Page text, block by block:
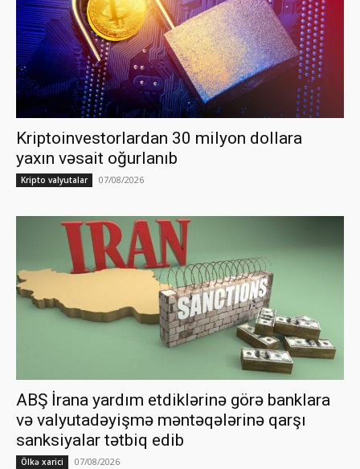
Kriptoinvestorlardan 30 milyon dollara
yaxın vəsait oğurlanıb
Kripto valyutalar 07/08/2026
ABŞ İrana yardım etdiklərinə görə banklara
və valyutadəyişmə məntəqələrinə qarşı
sanksiyalar tətbiq edib
Ölkə xarici 07/08/2026